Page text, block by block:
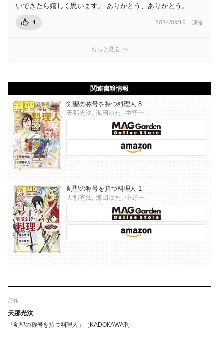
いできたら嬉しく思います。 ありがとう、ありがとう。
4 2024/08/16 通報
もっと見る
関連書籍情報
剣聖の称号を持つ料理人 8
天那光汰, 海田ゆた, 中野一
剣聖の称号を持つ料理人 1
天那光汰, 海田ゆた, 中野一
原作
天那光汰
「剣聖の称号を持つ料理人」（KADOKAWA刊）